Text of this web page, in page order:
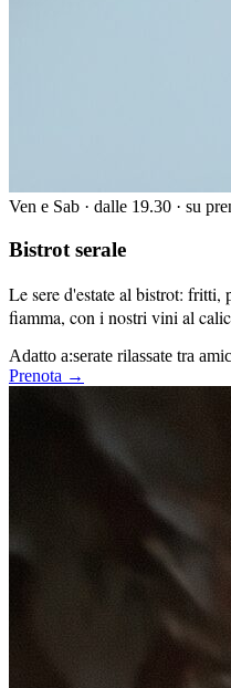
Ven e Sab · dalle 19.30 · su
Bistrot serale
Le sere d'estate al bistrot: fritti,
fiamma, con i nostri vini al
Adatto a:serate rilassate tra
Prenota →